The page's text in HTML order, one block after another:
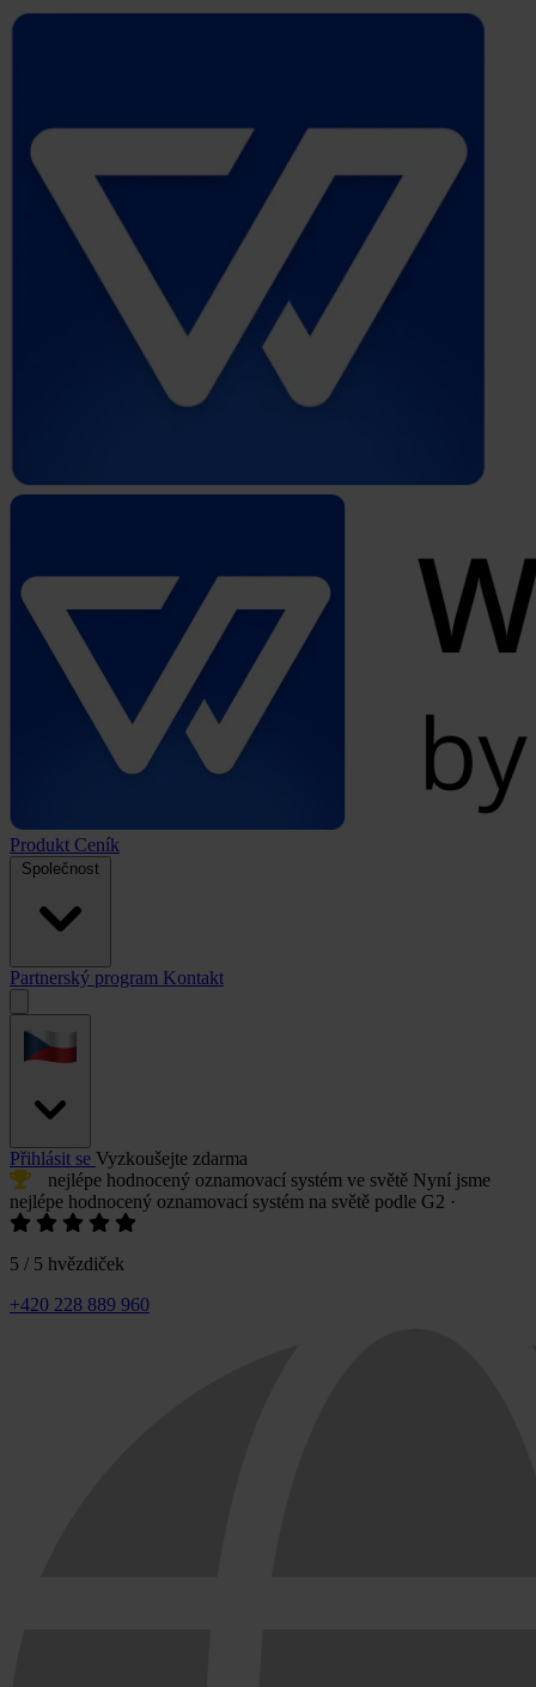
Whistleblower
Produkt Ceník
Společnost
Partnerský program Kontakt
menu
Přihlásit se Vyzkoušejte zdarma
nejlépe hodnocený oznamovací systém ve světě Nyní jsme
nejlépe hodnocený oznamovací systém na světě podle G2 ·
5 / 5 hvězdiček
+420 228 889 960